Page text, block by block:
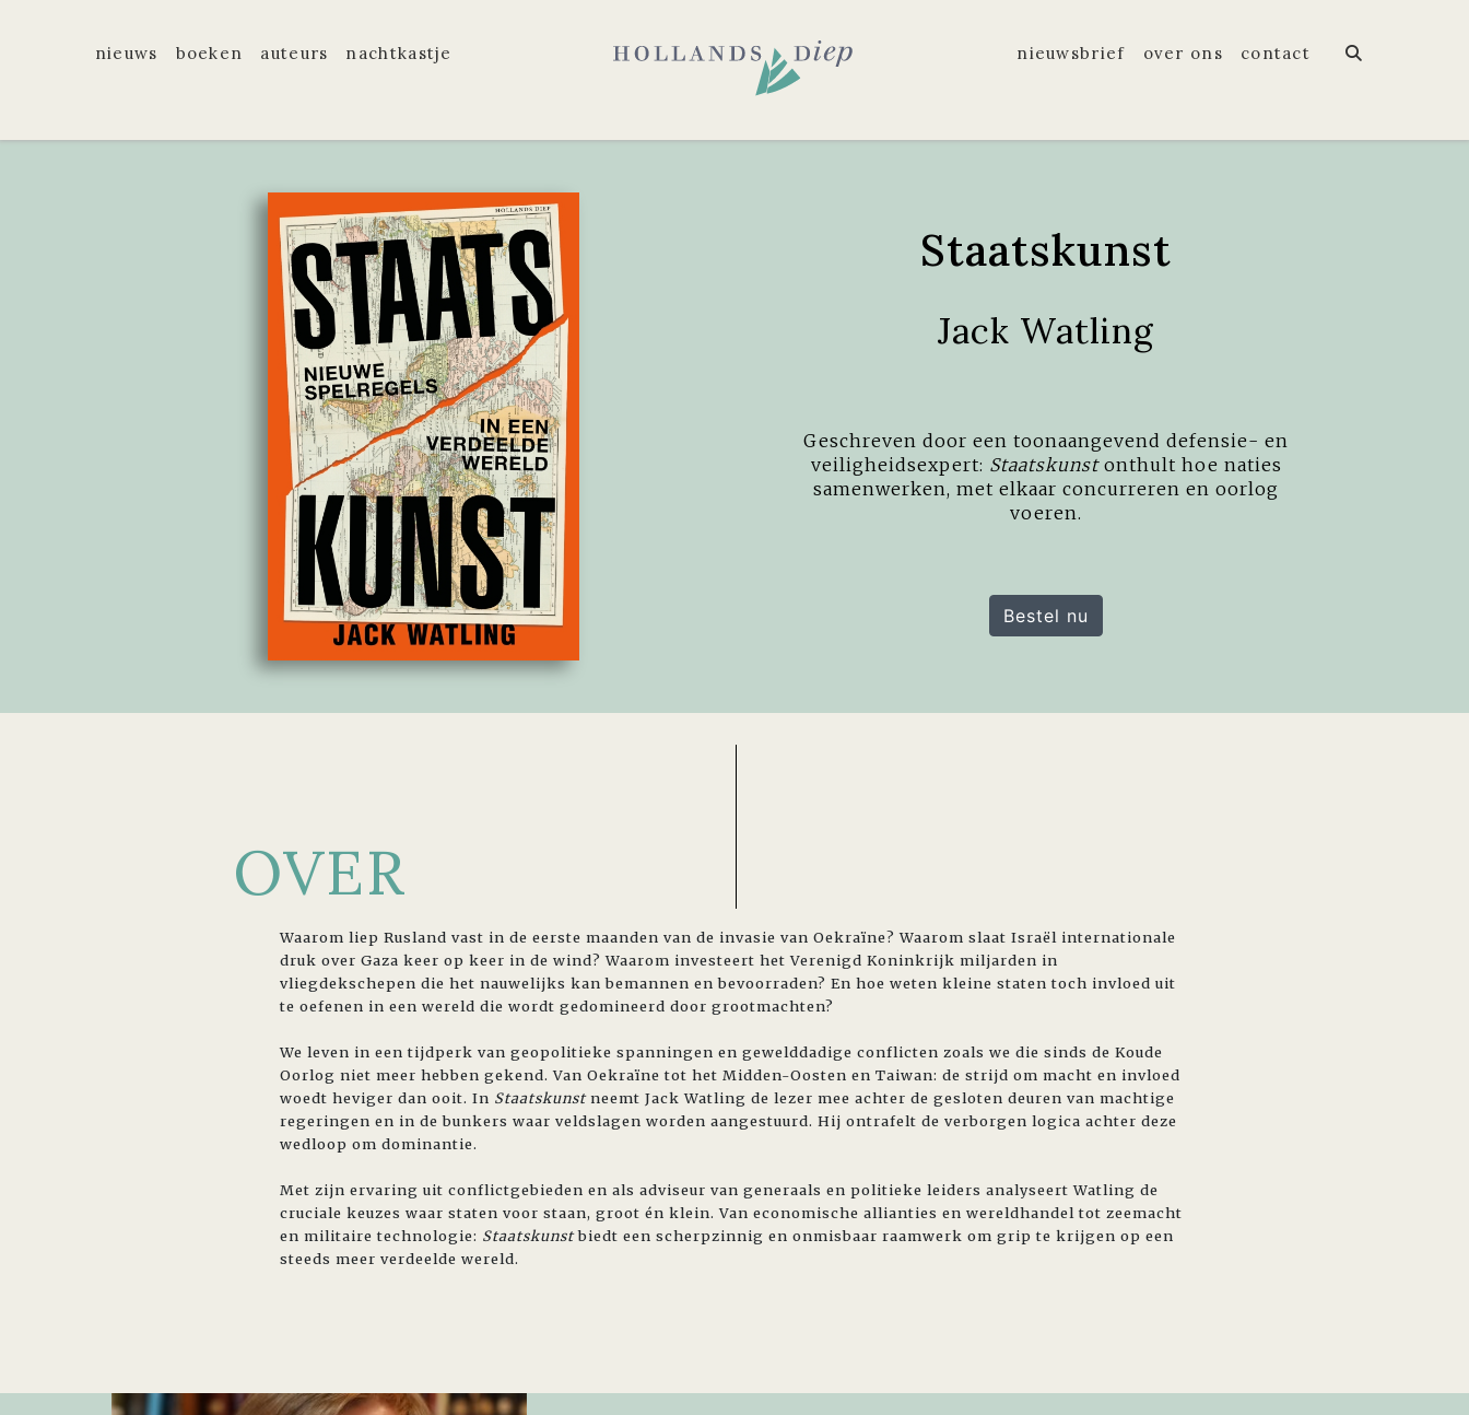
nieuws boeken auteurs nachtkastje nieuwsbrief over ons contact
Staatskunst
Jack Watling
Geschreven door een toonaangevend defensie- en
veiligheidsexpert: Staatskunst onthult hoe naties
samenwerken, met elkaar concurreren en oorlog
voeren.
Bestel nu
OVER
Waarom liep Rusland vast in de eerste maanden van de invasie van Oekraïne? Waarom slaat Israël internationale
druk over Gaza keer op keer in de wind? Waarom investeert het Verenigd Koninkrijk miljarden in
vliegdekschepen die het nauwelijks kan bemannen en bevoorraden? En hoe weten kleine staten toch invloed uit
te oefenen in een wereld die wordt gedomineerd door grootmachten?
We leven in een tijdperk van geopolitieke spanningen en gewelddadige conflicten zoals we die sinds de Koude
Oorlog niet meer hebben gekend. Van Oekraïne tot het Midden-Oosten en Taiwan: de strijd om macht en invloed
woedt heviger dan ooit. In Staatskunstneemt Jack Watling de lezer mee achter de gesloten deuren van machtige
regeringen en in de bunkers waar veldslagen worden aangestuurd. Hij ontrafelt de verborgen logica achter deze
wedloop om dominantie.
Met zijn ervaring uit conflictgebieden en als adviseur van generaals en politieke leiders analyseert Watling de
cruciale keuzes waar staten voor staan, groot én klein. Van economische allianties en wereldhandel tot zeemacht
en militaire technologie: Staatskunstbiedt een scherpzinnig en onmisbaar raamwerk om grip te krijgen op een
steeds meer verdeelde wereld.